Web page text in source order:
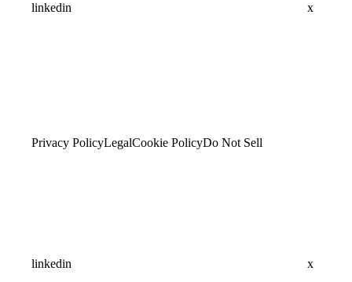
linkedin x
Privacy PolicyLegalCookie PolicyDo Not Sell
linkedin x